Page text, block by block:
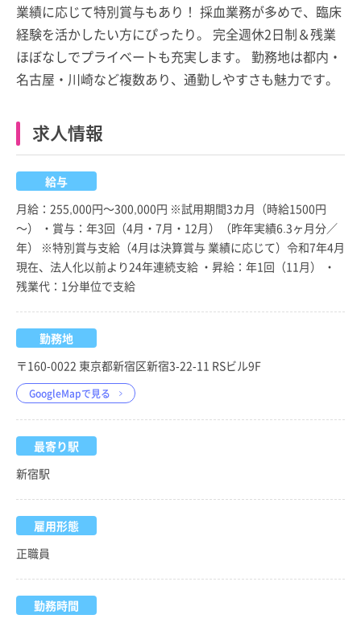
業績に応じて特別賞与もあり！ 採血業務が多めで、臨床
経験を活かしたい方にぴったり。 完全週休2日制＆残業
ほぼなしでプライベートも充実します。 勤務地は都内・
名古屋・川崎など複数あり、通勤しやすさも魅力です。
求人情報
給与
月給：255,000円～300,000円 ※試用期間3カ月（時給1500円
～） ・賞与：年3回（4月・7月・12月）（昨年実績6.3ヶ月分／
年） ※特別賞与支給（4月は決算賞与 業績に応じて）令和7年4月
現在、法人化以前より24年連続支給 ・昇給：年1回（11月） ・
残業代：1分単位で支給
勤務地
〒160-0022 東京都新宿区新宿3-22-11 RSビル9F
GoogleMapで見る
最寄り駅
新宿駅
雇用形態
正職員
勤務時間